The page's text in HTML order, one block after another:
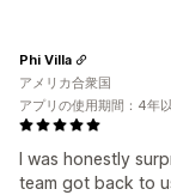
I was honestly
team got back to
Phi Villa
アメリカ合衆国
アプリの使用期間：4年